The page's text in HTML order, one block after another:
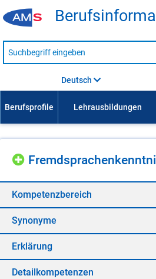
Suche
nach
Deutsch
Kom­pe­tenz­be­reich
Syn­ony­me
Er­klä­rung
De­tail­kom­pe­ten­zen